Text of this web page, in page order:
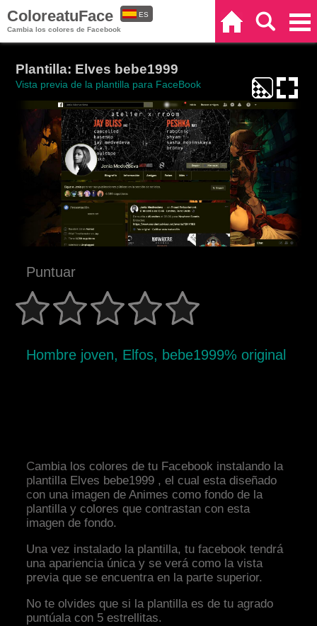
ColoreatuFace
Cambia los colores de Facebook
ES
Plantilla: Elves bebe1999
Vista previa de la plantilla para FaceBook
Puntuar
Hombre joven, Elfos, bebe1999% original
Cambia los colores de tu Facebook instalando la
plantilla Elves bebe1999 , el cual esta diseñado
con una imagen de Animes como fondo de la
plantilla y colores que contrastan con esta
imagen de fondo.
Una vez instalado la plantilla, tu facebook tendrá
una apariencia única y se verá como la vista
previa que se encuentra en la parte superior.
No te olvides que si la plantilla es de tu agrado
puntúala con 5 estrellitas.